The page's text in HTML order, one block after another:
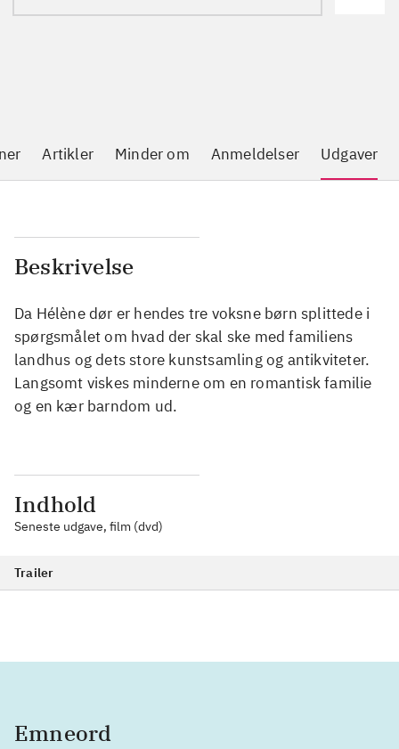
Artikler Minder om Anmeldelser Udgaver
Beskrivelse
Da Hélène dør er hendes tre voksne børn splittede i
spørgsmålet om hvad der skal ske med familiens
landhus og dets store kunstsamling og antikviteter.
Langsomt viskes minderne om en romantisk familie
og en kær barndom ud.
Indhold
Seneste udgave, film (dvd)
Trailer
Emneord